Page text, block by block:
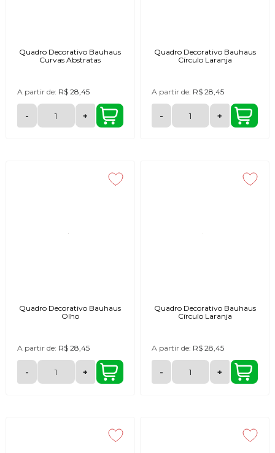
Quadro Decorativo Bauhaus
Curvas Abstratas
A partir de: R$ 28,45
- +
Quadro Decorativo Bauhaus
Círculo Laranja
A partir de: R$ 28,45
- +
Quadro Decorativo Bauhaus
Olho
A partir de: R$ 28,45
- +
Quadro Decorativo Bauhaus
Círculo Laranja
A partir de: R$ 28,45
- +